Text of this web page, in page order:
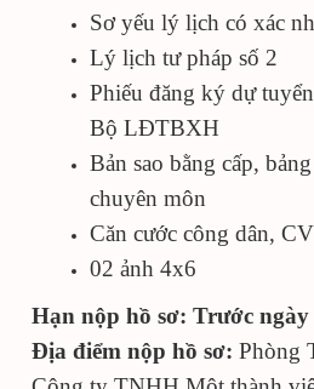
Sơ yếu lý lịch có xác
Lý lịch tư pháp số 2
Phiếu đăng ký dự
Bộ LĐTBXH
Bản sao bằng cấp,
chuyên môn
Căn cước công dân,
02 ảnh 4x6
Hạn nộp hồ sơ: Trước ngày
Địa điểm nộp hồ sơ: Phòng